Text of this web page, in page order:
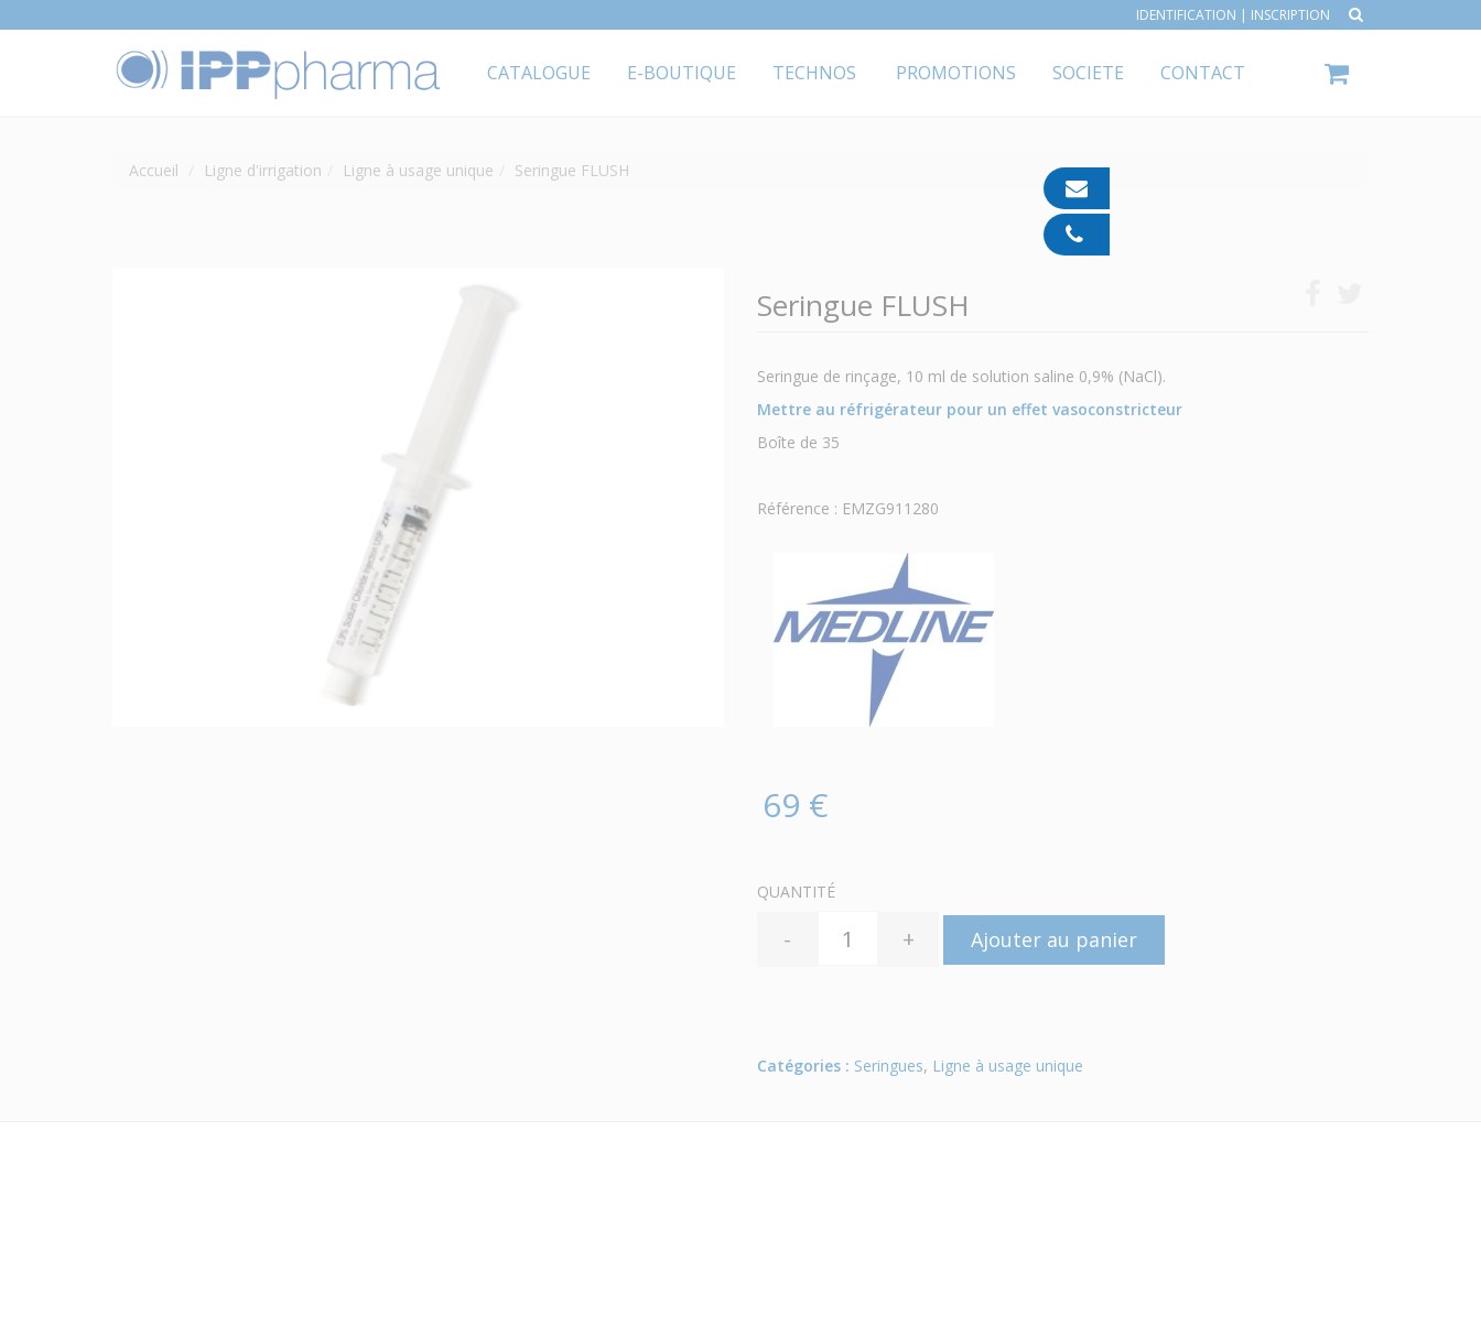
IDENTIFICATION | INSCRIPTION
CATALOGUE E-BOUTIQUE TECHNOS PROMOTIONS SOCIETE CONTACT
Accueil Ligne d'irrigation Ligne à usage unique Seringue FLUSH
Seringue FLUSH
Seringue de rinçage, 10 ml de solution saline 0,9% (NaCl).
Mettre au réfrigérateur pour un effet vasoconstricteur
Boîte de 35
Référence : EMZG911280
69 €
QUANTITÉ
- + Ajouter au panier
Catégories : Seringues, Ligne à usage unique
pharma.com
91